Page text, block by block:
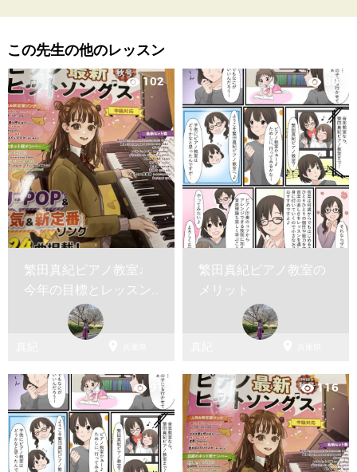
この先生の他のレッスン
visibility 102
繁田真紀ピアノ教室♩
今年の目標とレッスン
のお約束♩
visibility 80
繁田真紀ピアノ教室の
メリット
visibility 91 visibility116